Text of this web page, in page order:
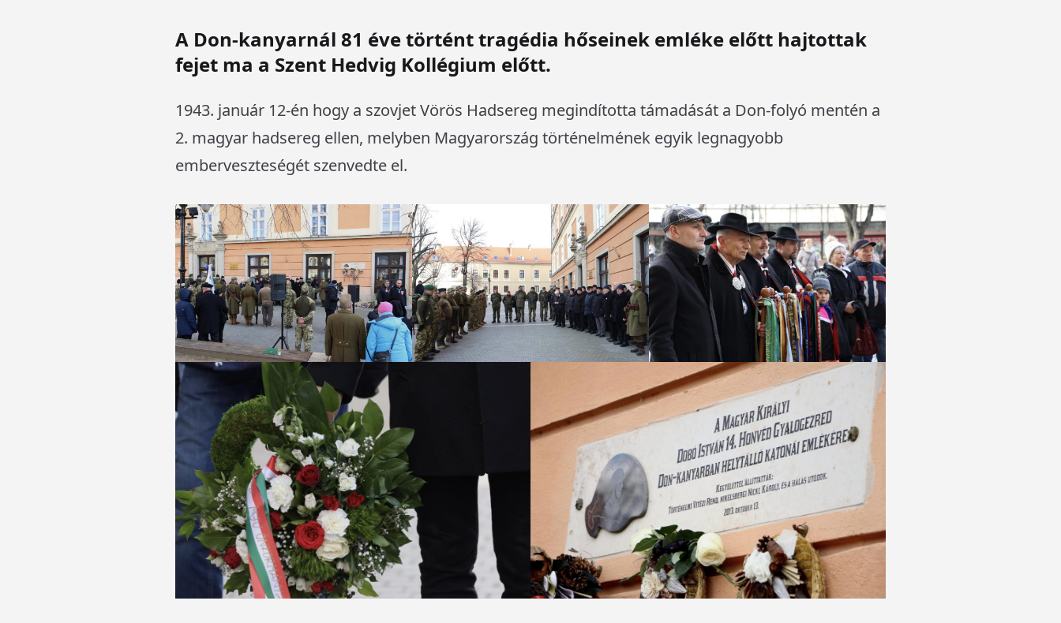
A Don-kanyarnál 81 éve történt tragédia hőseinek emléke előtt hajtottak
fejet ma a Szent Hedvig Kollégium előtt.
1943. január 12-én hogy a szovjet Vörös Hadsereg megindította támadását a Don-folyó mentén a
2. magyar hadsereg ellen, melyben Magyarország történelmének egyik legnagyobb
emberveszteségét szenvedte el.